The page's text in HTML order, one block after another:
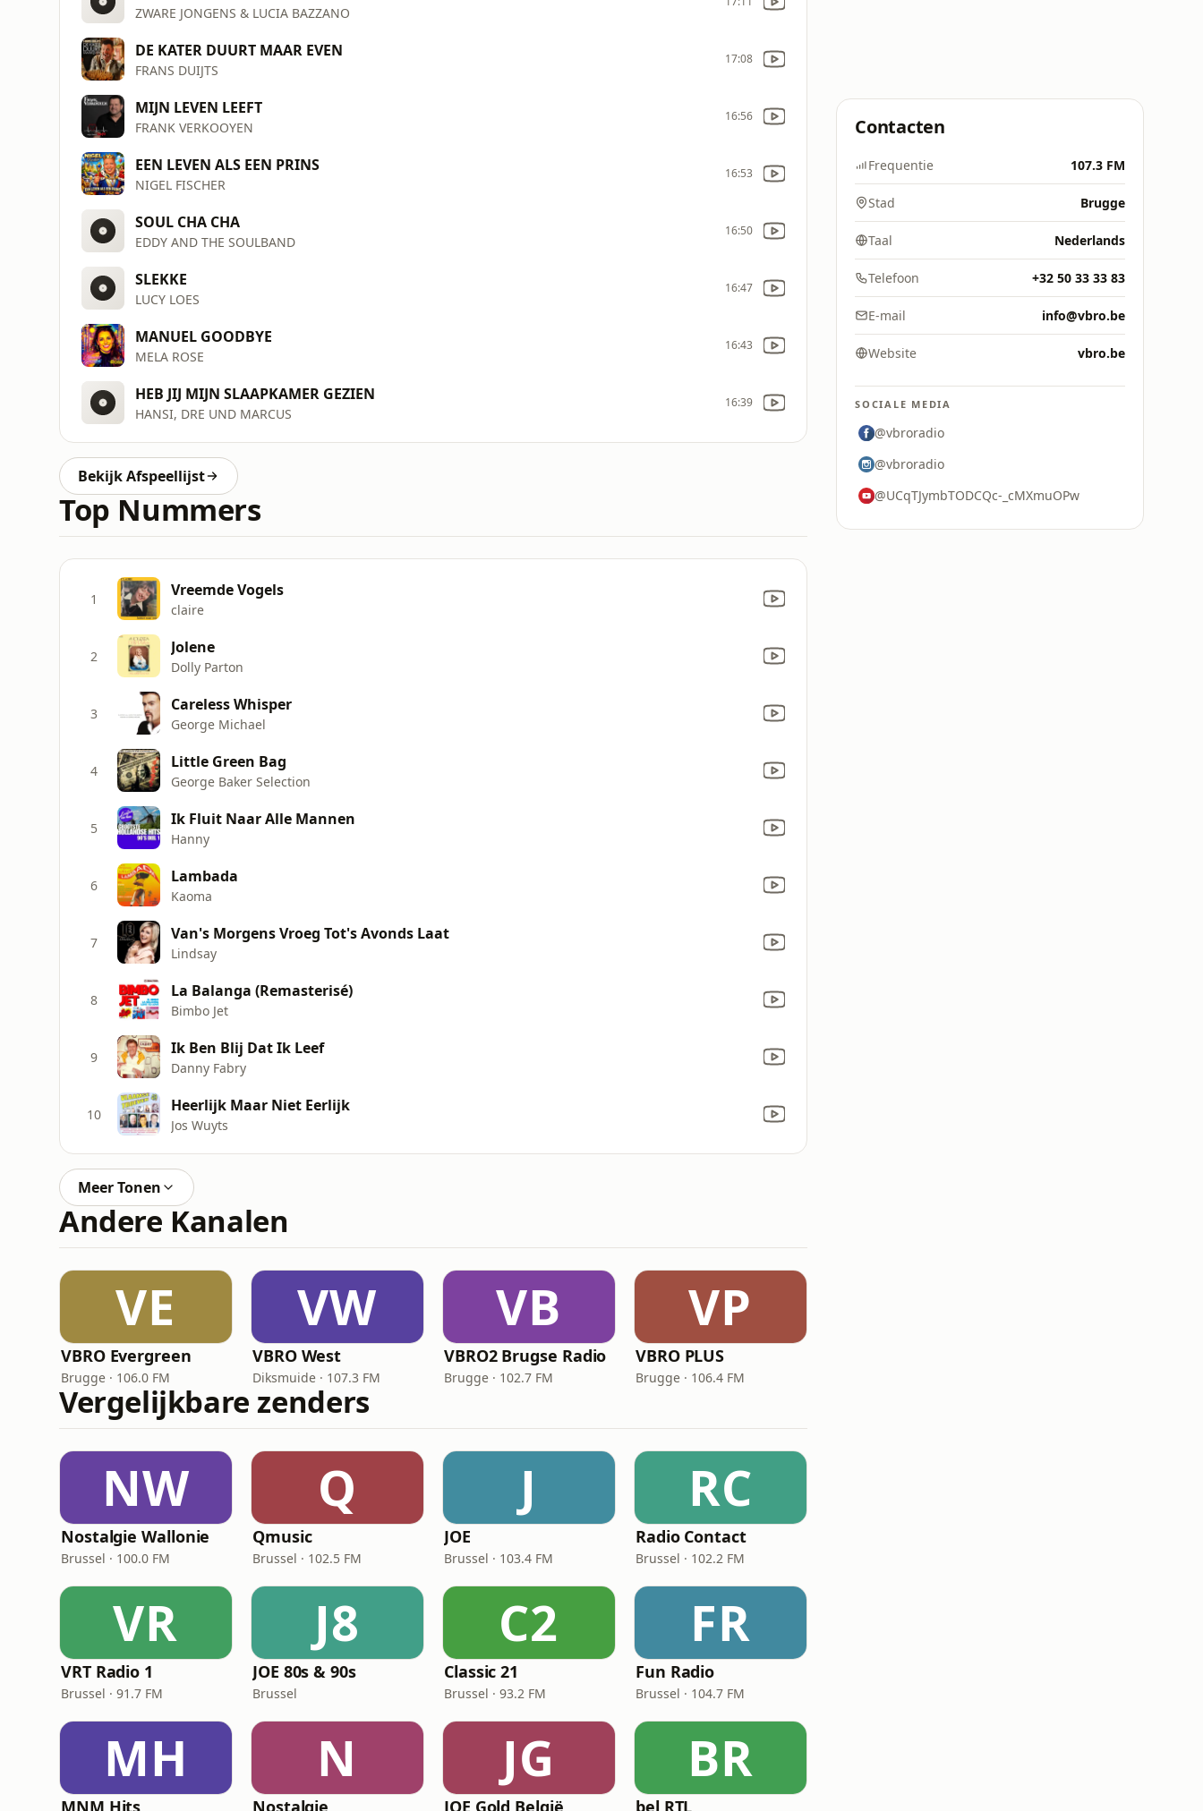
ZWARE JONGENS & LUCIA BAZZANO
DE KATER DUURT MAAR EVEN
FRANS DUIJTS
17:08
MIJN LEVEN LEEFT
FRANK VERKOOYEN
16:56
EEN LEVEN ALS EEN PRINS
NIGEL FISCHER
16:53
SOUL CHA CHA
EDDY AND THE SOULBAND
16:50
SLEKKE
LUCY LOES
16:47
MANUEL GOODBYE
MELA ROSE
16:43
HEB JIJ MIJN SLAAPKAMER GEZIEN
HANSI, DRE UND MARCUS
16:39
Bekijk Afspeellijst
Top Nummers
1 Vreemde Vogels
claire
2 Jolene
Dolly Parton
3 Careless Whisper
George Michael
4 Little Green Bag
George Baker Selection
5 Ik Fluit Naar Alle Mannen
Hanny
6 Lambada
Kaoma
7 Van's Morgens Vroeg Tot's Avonds Laat
Lindsay
8 La Balanga (Remasterisé)
Bimbo Jet
9 Ik Ben Blij Dat Ik Leef
Danny Fabry
10 Heerlijk Maar Niet Eerlijk
Jos Wuyts
Meer Tonen
Andere Kanalen
VE
VBRO Evergreen
Brugge · 106.0 FM
VW
VBRO West
Diksmuide · 107.3 FM
VB
VBRO2 Brugse Radio
Brugge · 102.7 FM
VP
VBRO PLUS
Brugge · 106.4 FM
Vergelijkbare zenders
NW
Nostalgie Wallonie
Brussel · 100.0 FM
Q
Qmusic
Brussel · 102.5 FM
J
JOE
Brussel · 103.4 FM
RC
Radio Contact
Brussel · 102.2 FM
VR
VRT Radio 1
Brussel · 91.7 FM
J8
JOE 80s & 90s
Brussel
C2
Classic 21
Brussel · 93.2 FM
FR
Fun Radio
Brussel · 104.7 FM
MH
MNM Hits
N
Nostalgie
JG
JOE Gold België
BR
bel RTL
Contacten
Frequentie 107.3 FM
Stad Brugge
Taal Nederlands
Telefoon +32 50 33 33 83
E-mail info@vbro.be
Website vbro.be
SOCIALE MEDIA
@vbroradio
@vbroradio
@UCqTJymbTODCQc-_cMXmuOPw